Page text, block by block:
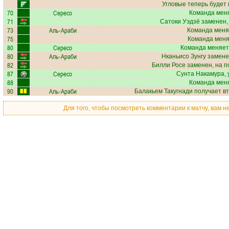
Угловые теперь
70 Сересо Команда
71 Сатоки Уэдзё
73 Аль-Араби Команда
75 Команда
80 Сересо Команда
80 Аль-Араби Нканьисо Зунгу
82 Билли Росе заменен, на
87 Сересо Сунта Накамура,
88 Команда
90 Аль-Араби Балакьем Такугнади получает
Для того, чтобы посмотреть комментарии к матчу, вам